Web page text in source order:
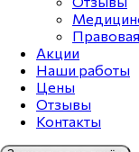
Акции
Наши работы
Цены
Отзывы
Контакты